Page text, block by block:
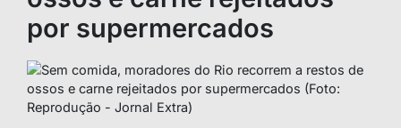
por supermercados